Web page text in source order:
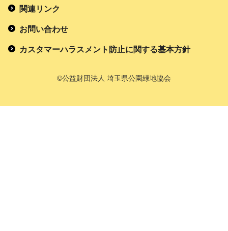
関連リンク
お問い合わせ
カスタマーハラスメント防止に関する基本方針
©公益財団法人 埼玉県公園緑地協会